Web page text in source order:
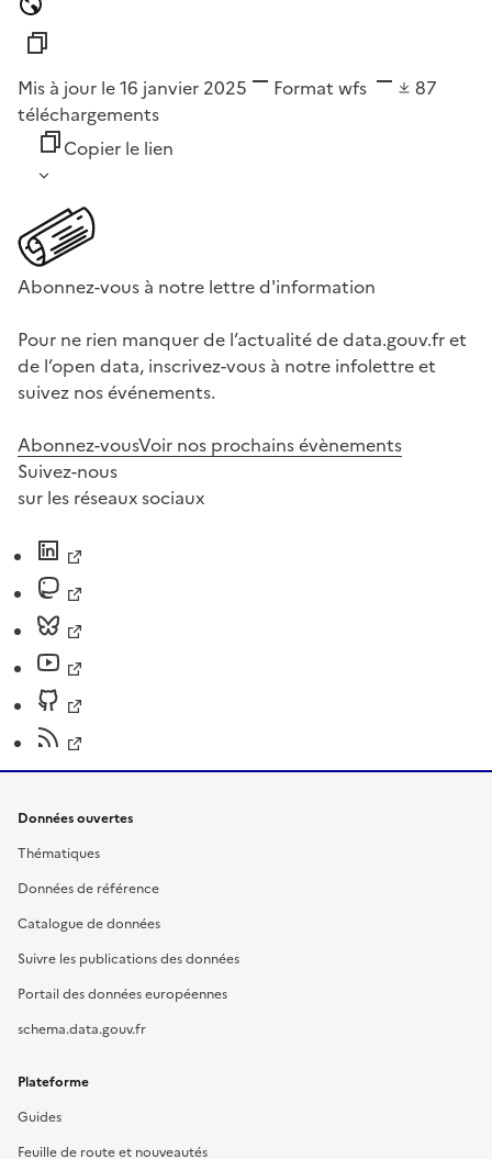
Mis à jour le 16 janvier 2025 Format wfs
87
téléchargements
Copier le lien
Abonnez-vous à notre lettre d'information
Pour ne rien manquer de l’actualité de data.gouv.fr et
de l’open data, inscrivez-vous à notre infolettre et
suivez nos événements.
Abonnez-vousVoir nos prochains évènements
Suivez-nous
sur les réseaux sociaux
Données ouvertes
Thématiques
Données de référence
Catalogue de données
Suivre les publications des données
Portail des données européennes
schema.data.gouv.fr
Plateforme
Guides
Feuille de route et nouveautés